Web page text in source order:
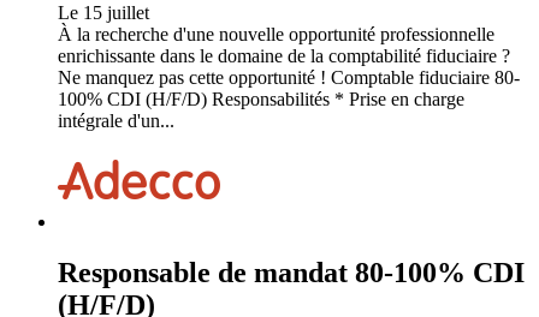
Le 15 juillet
À la recherche d'une nouvelle opportunité professionnelle
enrichissante dans le domaine de la comptabilité fiduciaire ?
Ne manquez pas cette opportunité ! Comptable fiduciaire 80-
100% CDI (H/F/D) Responsabilités * Prise en charge
intégrale d'un...
Responsable de mandat 80-100% CDI
(H/F/D)